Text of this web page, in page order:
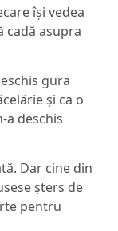
își vedea
cadă asupra
gura
și ca o
a deschis
Dar cine din
șters de
pentru